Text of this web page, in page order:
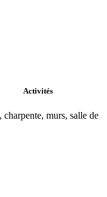
Activités
murs, salle de